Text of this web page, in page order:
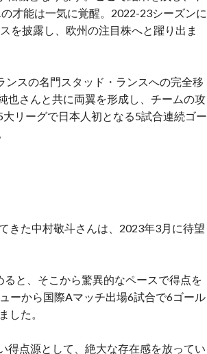
才能は一気に覚醒。2022-23シーズンに
を披露し、欧州の注目株へと躍り出ま
スの名門スタッド・ランスへの完全移
也さんと共に両翼を形成し、チームの攻
リーグで日本人初となる5試合連続ゴー
きた中村敬斗さんは、2023年3月に待望
と、そこから驚異的なペースで得点を
ーから国際Aマッチ出場6試合で6ゴール
した。
得点源として、絶大な存在感を放ってい